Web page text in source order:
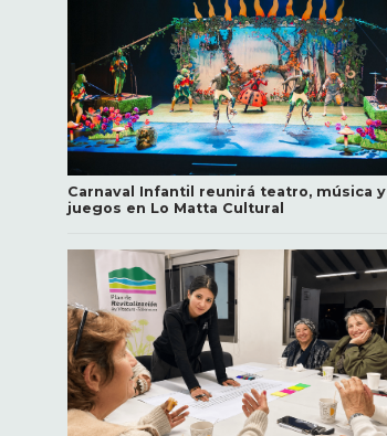
Carnaval Infantil reunirá teatro, música y
juegos en Lo Matta Cultural